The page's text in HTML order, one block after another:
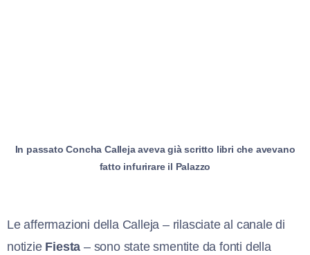
In passato Concha Calleja aveva già scritto libri che avevano
fatto infurirare il Palazzo
Le affermazioni della Calleja – rilasciate al canale di
notizie Fiesta – sono state smentite da fonti della